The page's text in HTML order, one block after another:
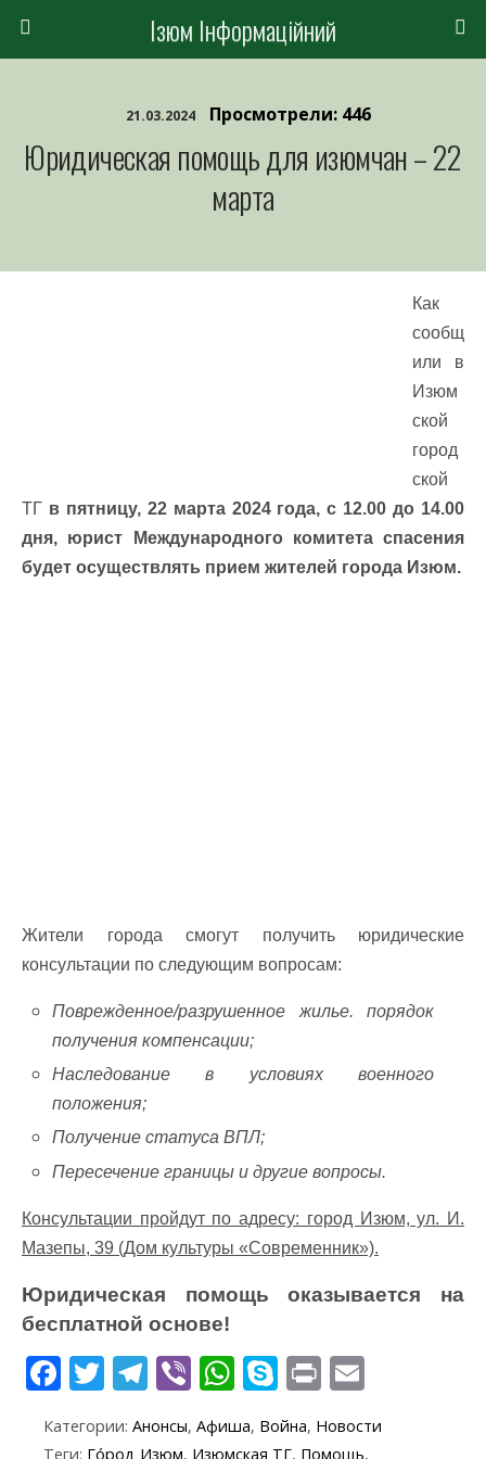
Ізюм Інформаційний
21.03.2024 Просмотрели: 446
Юридическая помощь для изюмчан – 22
марта
Как
сообщ
или в
Изюм
ской
город
ской
ТГ в пятницу, 22 марта 2024 года, с 12.00 до 14.00
дня, юрист Международного комитета спасения
будет осуществлять прием жителей города Изюм.
Жители города смогут получить юридические
консультации по следующим вопросам:
Поврежденное/разрушенное жилье. порядок
получения компенсации;
Наследование в условиях военного
положения;
Получение статуса ВПЛ;
Пересечение границы и другие вопросы.
Консультации пройдут по адресу: город Изюм, ул. И.
Мазепы, 39 (Дом культуры «Современник»).
Юридическая помощь оказывается на
бесплатной основе!
F
ac
e
T
w
itt
T
el
e
Vi
b
er
W
h
at
S
k
y
Pr
in
t ai
Категории: Анонсы, Афиша, Война, Новости
Теги: Го́род Изюм, Изюмская ТГ, Помощь,